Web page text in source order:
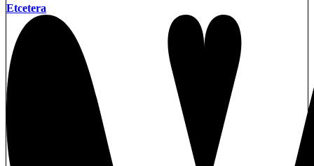
Etcetera